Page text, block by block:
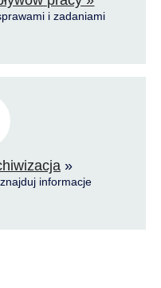
i zadaniami
»
informacje